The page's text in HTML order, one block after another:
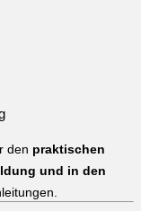
den praktischen
und in den